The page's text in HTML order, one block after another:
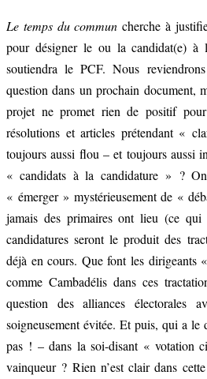
Le temps du commun cherche à
pour désigner le ou la candidat(e) à
soutiendra le PCF. Nous
question dans un prochain document,
projet ne promet rien de positif
résolutions et articles prétendant «
toujours aussi flou – et toujours aussi
« candidats à la candidature » ?
« émerger » mystérieusement de «
jamais des primaires ont lieu (ce qui
candidatures seront le produit des
déjà en cours. Que font les dirigeants
comme Cambadélis dans ces
question des alliances électorales
soigneusement évitée. Et puis, qui a
pas ! – dans la soi-disant « votation
vainqueur ? Rien n’est clair dans